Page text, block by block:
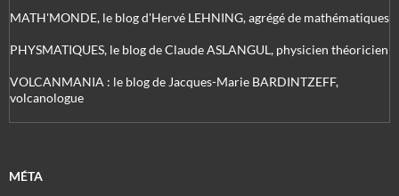
MATH'MONDE, le blog d'Hervé LEHNING, agrégé de mathématiques
PHYSMATIQUES, le blog de Claude ASLANGUL, physicien théoricien
VOLCANMANIA : le blog de Jacques-Marie BARDINTZEFF,
volcanologue
MÉTA